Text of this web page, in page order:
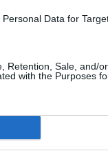
Data for
Retention, Sale, and/
with the Purposes